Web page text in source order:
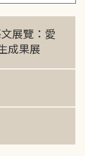
文展覽：愛
成果展